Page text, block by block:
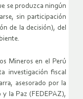
se produzca ningún
sin participación
de la decisión), del
Mineros en el Perú
investigación fiscal
asesorado por la
la Paz (FEDEPAZ),